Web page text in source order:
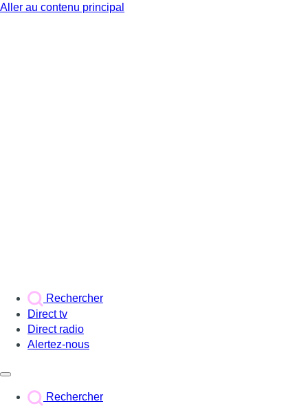
Aller au contenu principal
Rechercher
Direct tv
Direct radio
Alertez-nous
Rechercher